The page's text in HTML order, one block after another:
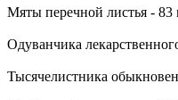
Мяты перечной листья - 83
Одуванчика
Тысячелистника